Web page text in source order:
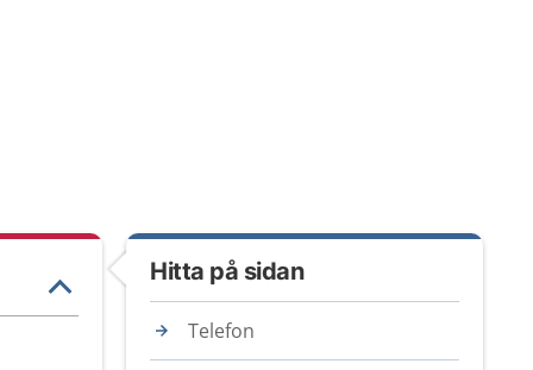
Hitta på sidan
Telefon